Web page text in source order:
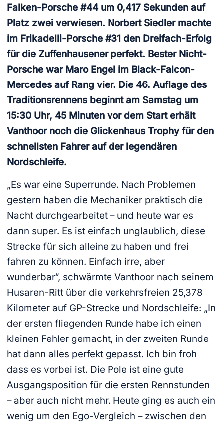
Falken-Porsche #44 um 0,417 Sekunden auf
Platz zwei verwiesen. Norbert Siedler machte
im Frikadelli-Porsche #31 den Dreifach-Erfolg
für die Zuffenhausener perfekt. Bester Nicht-
Porsche war Maro Engel im Black-Falcon-
Mercedes auf Rang vier. Die 46. Auflage des
Traditionsrennens beginnt am Samstag um
15:30 Uhr, 45 Minuten vor dem Start erhält
Vanthoor noch die Glickenhaus Trophy für den
schnellsten Fahrer auf der legendären
Nordschleife.
„Es war eine Superrunde. Nach Problemen
gestern haben die Mechaniker praktisch die
Nacht durchgearbeitet – und heute war es
dann super. Es ist einfach unglaublich, diese
Strecke für sich alleine zu haben und frei
fahren zu können. Einfach irre, aber
wunderbar“, schwärmte Vanthoor nach seinem
Husaren-Ritt über die verkehrsfreien 25,378
Kilometer auf GP-Strecke und Nordschleife: „In
der ersten fliegenden Runde habe ich einen
kleinen Fehler gemacht, in der zweiten Runde
hat dann alles perfekt gepasst. Ich bin froh
dass es vorbei ist. Die Pole ist eine gute
Ausgangsposition für die ersten Rennstunden
– aber auch nicht mehr. Heute ging es auch ein
wenig um den Ego-Vergleich – zwischen den